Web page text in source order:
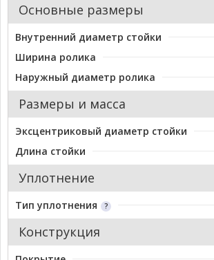
Основные размеры
Внутренний диаметр стойки
Ширина ролика
Наружный диаметр ролика
Размеры и масса
Эксцентриковый диаметр стойки
Длина стойки
Уплотнение
Тип уплотнения
Конструкция